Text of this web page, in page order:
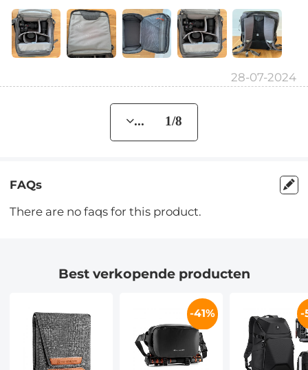
28-07-2024
... 1/8
FAQs
There are no faqs for this product.
Best verkopende producten
-41% -